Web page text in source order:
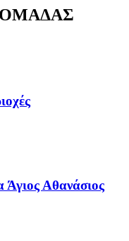
Άγιος Αθανάσιος